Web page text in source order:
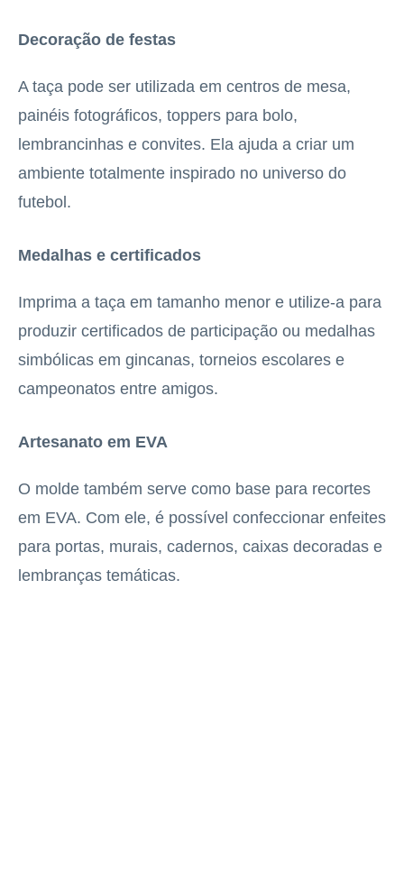
Decoração de festas
A taça pode ser utilizada em centros de mesa,
painéis fotográficos, toppers para bolo,
lembrancinhas e convites. Ela ajuda a criar um
ambiente totalmente inspirado no universo do
futebol.
Medalhas e certificados
Imprima a taça em tamanho menor e utilize-a para
produzir certificados de participação ou medalhas
simbólicas em gincanas, torneios escolares e
campeonatos entre amigos.
Artesanato em EVA
O molde também serve como base para recortes
em EVA. Com ele, é possível confeccionar enfeites
para portas, murais, cadernos, caixas decoradas e
lembranças temáticas.